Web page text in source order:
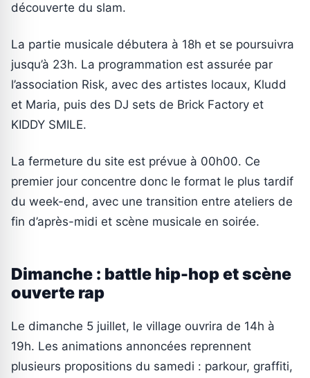
découverte du slam.
La partie musicale débutera à 18h et se poursuivra
jusqu’à 23h. La programmation est assurée par
l’association Risk, avec des artistes locaux, Kludd
et Maria, puis des DJ sets de Brick Factory et
KIDDY SMILE.
La fermeture du site est prévue à 00h00. Ce
premier jour concentre donc le format le plus tardif
du week-end, avec une transition entre ateliers de
fin d’après-midi et scène musicale en soirée.
Dimanche : battle hip-hop et scène
ouverte rap
Le dimanche 5 juillet, le village ouvrira de 14h à
19h. Les animations annoncées reprennent
plusieurs propositions du samedi : parkour, graffiti,